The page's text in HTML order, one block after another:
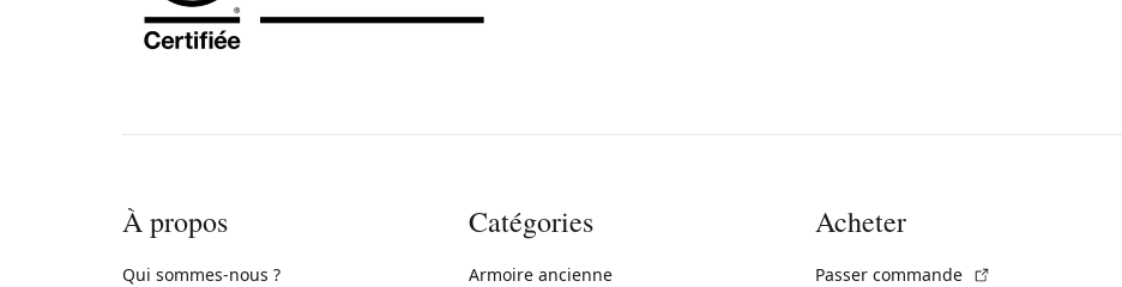
À propos
Qui sommes-nous ?
Catégories
Armoire ancienne
Acheter
Passer commande